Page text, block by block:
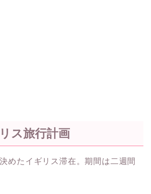
ス旅行計画
めたイギリス滞在。期間は二週間